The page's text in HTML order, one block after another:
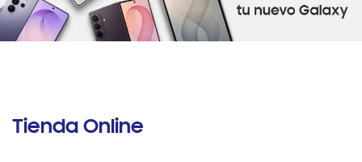
Tienda Online